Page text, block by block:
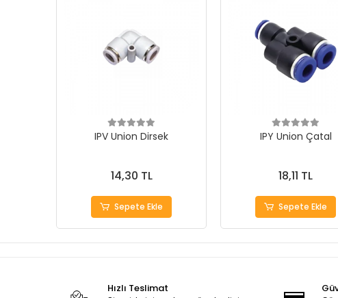
IPV Union Dirsek
14,30 TL
Sepete Ekle
IPY Union Çatal
18,11 TL
Sepete Ekle
Hızlı Teslimat